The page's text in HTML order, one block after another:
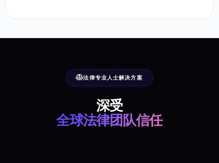
法律专业人士解决方案
深受
全球法律团队信任